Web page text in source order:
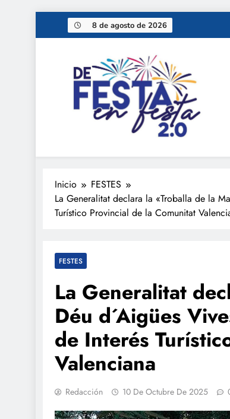
8 de agosto de 2026
De festa en festa
Inicio
FESTES
La Generalitat declara la «Troballa de la
Turístico Provincial de la Comunitat
FESTES
La Generalitat
Déu d´Aigües
de Interés
Valenciana
Redacción 10 De Octubre De 2025